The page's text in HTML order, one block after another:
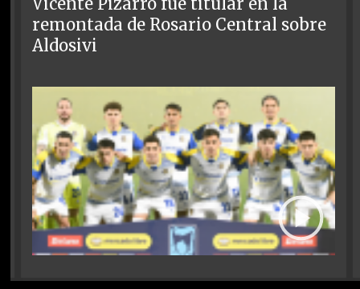
remontada de Rosario Central sobre
Aldosivi